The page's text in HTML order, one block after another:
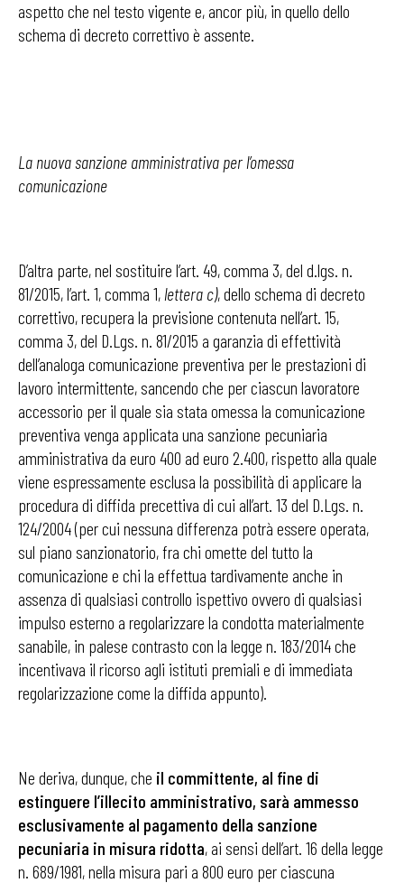
aspetto che nel testo vigente e, ancor più, in quello dello
schema di decreto correttivo è assente.
La nuova sanzione amministrativa per l’omessa
comunicazione
D’altra parte, nel sostituire l’art. 49, comma 3, del d.lgs. n.
81/2015, l’art. 1, comma 1, lettera c), dello schema di decreto
correttivo, recupera la previsione contenuta nell’art. 15,
comma 3, del D.Lgs. n. 81/2015 a garanzia di effettività
dell’analoga comunicazione preventiva per le prestazioni di
lavoro intermittente, sancendo che per ciascun lavoratore
accessorio per il quale sia stata omessa la comunicazione
preventiva venga applicata una sanzione pecuniaria
amministrativa da euro 400 ad euro 2.400, rispetto alla quale
viene espressamente esclusa la possibilità di applicare la
procedura di diffida precettiva di cui all’art. 13 del D.Lgs. n.
124/2004 (per cui nessuna differenza potrà essere operata,
sul piano sanzionatorio, fra chi omette del tutto la
comunicazione e chi la effettua tardivamente anche in
assenza di qualsiasi controllo ispettivo ovvero di qualsiasi
impulso esterno a regolarizzare la condotta materialmente
sanabile, in palese contrasto con la legge n. 183/2014 che
incentivava il ricorso agli istituti premiali e di immediata
regolarizzazione come la diffida appunto).
Ne deriva, dunque, che il committente, al fine di
estinguere l’illecito amministrativo, sarà ammesso
esclusivamente al pagamento della sanzione
pecuniaria in misura ridotta, ai sensi dell’art. 16 della legge
n. 689/1981, nella misura pari a 800 euro per ciascuna